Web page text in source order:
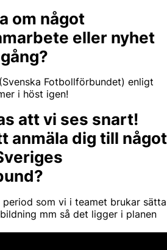
om något
eller nyhet
Fotbollförbundet) enligt
i höst igen!
att vi ses snart!
anmäla dig till något
som vi i teamet brukar sätta
mm så det ligger i planen